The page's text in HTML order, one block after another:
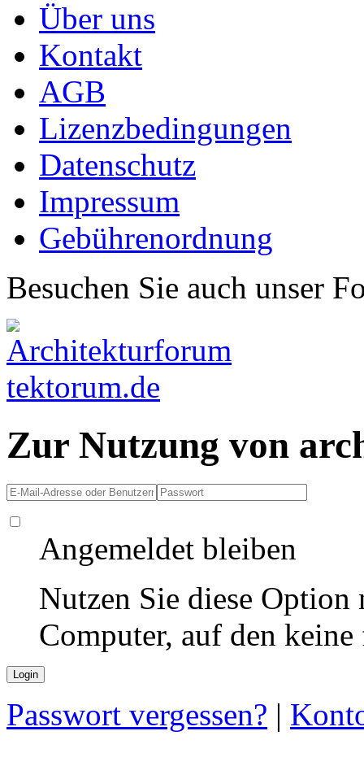
Über uns
Kontakt
AGB
Lizenzbedingungen
Datenschutz
Impressum
Gebührenordnung
Besuchen Sie auch unser
Zur Nutzung von
Angemeldet bleiben
Nutzen Sie diese
Computer, auf den
Passwort vergessen? |